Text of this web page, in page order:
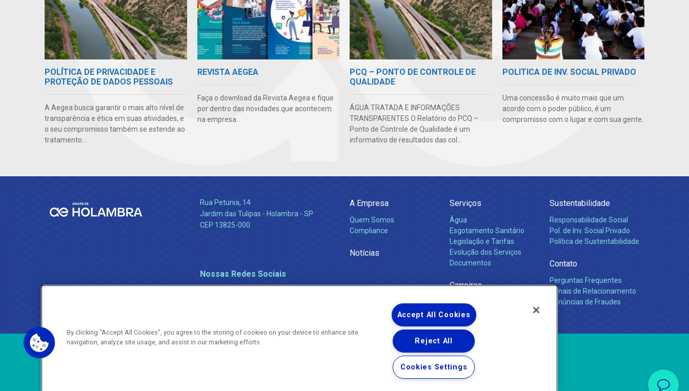
POLÍTICA DE PRIVACIDADE E
PROTEÇÃO DE DADOS PESSOAIS
A Aegea busca garantir o mais alto nível de
transparência e ética em suas atividades, e
o seu compromisso também se estende ao
tratamento...
REVISTA AEGEA
Faça o download da Revista Aegea e fique
por dentro das novidades que acontecem
na empresa.
PCQ – PONTO DE CONTROLE DE
QUALIDADE
ÁGUA TRATADA E INFORMAÇÕES
TRANSPARENTES O Relatório do PCQ –
Ponto de Controle de Qualidade é um
informativo de resultados das col...
POLITICA DE INV. SOCIAL PRIVADO
Uma concessão é muito mais que um
acordo com o poder público, é um
compromisso com o lugar e com sua gente.
Rua Petunia, 14
Jardim das Tulipas - Holambra - SP
CEP 13825-000
Nossas Redes Sociais
A Empresa
Quem Somos
Compliance
Notícias
Serviços
Água
Esgotamento Sanitário
Legislação e Tarifas
Evolução dos Serviços
Documentos
Carreiras
Sustentabilidade
Responsabilidade Social
Pol. de Inv. Social Privado
Política de Sustentabilidade
Contato
Perguntas Frequentes
Canais de Relacionamento
Denúncias de Fraudes
Copyright ® 2026 - Todos os Direitos Reservados.
By clicking “Accept All Cookies”, you agree to the storing of cookies on your device to enhance site
navigation, analyze site usage, and assist in our marketing efforts.
Accept All Cookies
Reject All
Cookies Settings